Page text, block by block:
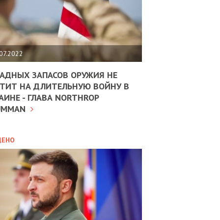
ЗАПАСОВ ОРУЖИЯ НЕ
НА ДЛИТЕЛЬНУЮ ВОЙНУ В
- ГЛАВА NORTHROP
10.02.2025